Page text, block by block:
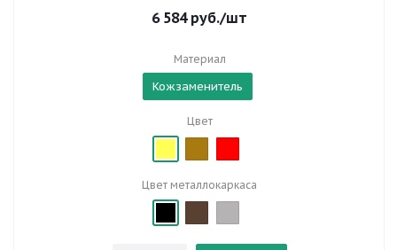
6 584руб./шт
Материал
Кожзаменитель
Цвет
Цвет металлокаркаса